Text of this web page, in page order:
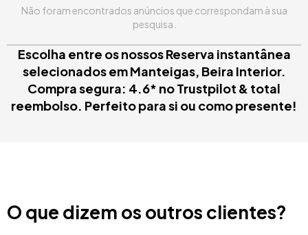
Não foram encontrados anúncios que correspondam à sua
pesquisa.
Escolha entre os nossos Reserva instantânea
selecionados em Manteigas, Beira Interior.
Compra segura: 4.6* no Trustpilot & total
reembolso. Perfeito para si ou como presente!
O que dizem os outros clientes?